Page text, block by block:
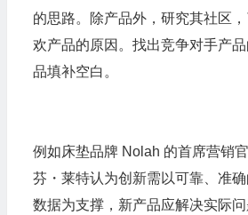
的思路。除产品外，研究其社区
欢产品的原因。找出竞争对手产
品填补空白。
例如床垫品牌 Nolah 的首席营销
芬・莱特认为创新需以可靠、准
数据为支撑，新产品应解决实际